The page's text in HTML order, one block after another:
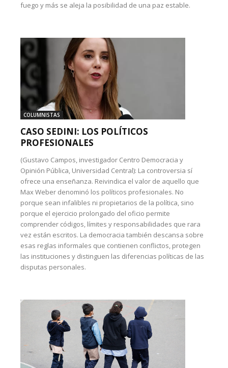
fuego y más se aleja la posibilidad de una paz estable.
COLUMNISTAS
CASO SEDINI: LOS POLÍTICOS
PROFESIONALES
(Gustavo Campos, investigador Centro Democracia y
Opinión Pública, Universidad Central): La controversia sí
ofrece una enseñanza. Reivindica el valor de aquello que
Max Weber denominó los políticos profesionales. No
porque sean infalibles ni propietarios de la política, sino
porque el ejercicio prolongado del oficio permite
comprender códigos, límites y responsabilidades que rara
vez están escritos. La democracia también descansa sobre
esas reglas informales que contienen conflictos, protegen
las instituciones y distinguen las diferencias políticas de las
disputas personales.